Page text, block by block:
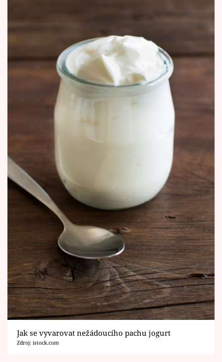
Jak se vyvarovat nežádoucího pachu jogurt
Zdroj: istock.com